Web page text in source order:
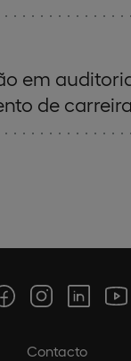
em
de
Contacto